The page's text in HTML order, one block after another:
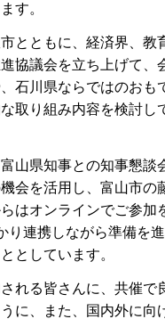
す。
とともに、経済界、教
協議会を立ち上げて、
石川県ならではのおも
取り組み内容を検討し
山県知事との知事懇談
会を活用し、富山市の
はオンラインでご参加
り連携しながら準備を進
としています。
れる皆さんに、共催で
に、また、国内外に向